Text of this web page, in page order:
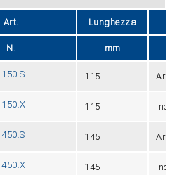
Art. Lunghezza
N. mm
115
115 Inox
145
145 Inox